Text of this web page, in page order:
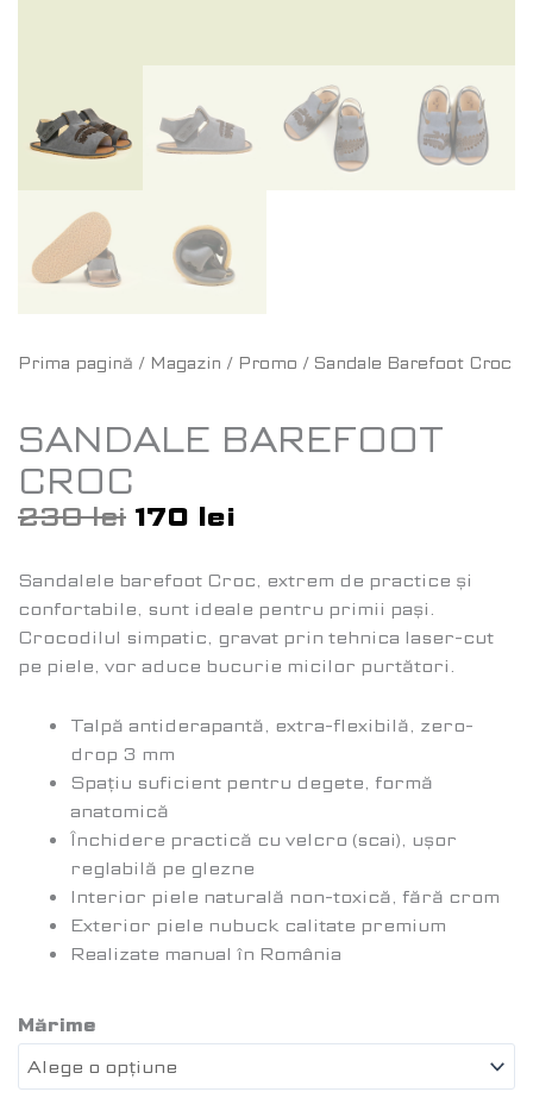
Prima pagină / Magazin / Promo / Sandale Barefoot Croc
SANDALE BAREFOOT
CROC
230lei 170 lei
Sandalele barefoot Croc, extrem de practice și
confortabile, sunt ideale pentru primii pași.
Crocodilul simpatic, gravat prin tehnica laser-cut
pe piele, vor aduce bucurie micilor purtători.
Talpă antiderapantă, extra-flexibilă, zero-
drop 3 mm
Spațiu suficient pentru degete, formă
anatomică
Închidere practică cu velcro (scai), ușor
reglabilă pe glezne
Interior piele naturală non-toxică, fără crom
Exterior piele nubuck calitate premium
Realizate manual în România
Mărime